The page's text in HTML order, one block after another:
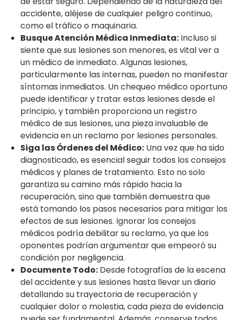
accidente, aléjese de cualquier peligro continuo,
como el tráfico o maquinaria.
Busque Atención Médica Inmediata: Incluso si
siente que sus lesiones son menores, es vital ver a
un médico de inmediato. Algunas lesiones,
particularmente las internas, pueden no manifestar
síntomas inmediatos. Un chequeo médico oportuno
puede identificar y tratar estas lesiones desde el
principio, y también proporciona un registro
médico de sus lesiones, una pieza invaluable de
evidencia en un reclamo por lesiones personales.
Siga las Órdenes del Médico: Una vez que ha sido
diagnosticado, es esencial seguir todos los consejos
médicos y planes de tratamiento. Esto no solo
garantiza su camino más rápido hacia la
recuperación, sino que también demuestra que
está tomando los pasos necesarios para mitigar los
efectos de sus lesiones. Ignorar los consejos
médicos podría debilitar su reclamo, ya que los
oponentes podrían argumentar que empeoró su
condición por negligencia.
Documente Todo: Desde fotografías de la escena
del accidente y sus lesiones hasta llevar un diario
detallando su trayectoria de recuperación y
cualquier dolor o molestia, cada pieza de evidencia